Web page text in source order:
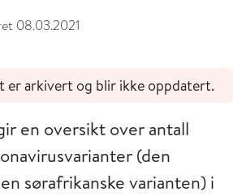
08.03.2021
endringer
er arkivert og blir ikke oppdatert.
en oversikt over antall
(den
sørafrikanske varianten) i